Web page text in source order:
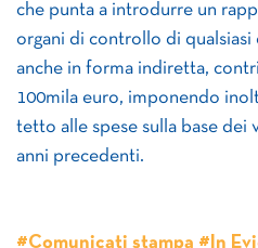
che punta a introdurre un
organi di controllo di qualsiasi
anche in forma indiretta,
100mila euro, imponendo
tetto alle spese sulla base dei
anni precedenti.
#Comunicati stampa #In